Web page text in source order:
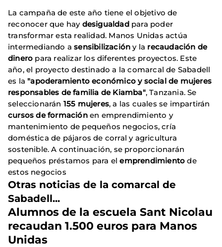
La campaña de este año tiene el objetivo de
reconocer que hay desigualdadpara poder
transformar esta realidad. Manos Unidas actúa
intermediando asensibilización y la recaudación de
dinero para realizar los diferentes proyectos. Este
año, el proyecto destinado a la comarcal de Sabadell
es la "apoderamiento económico y social de mujeres
responsables de familia de Kiamba", Tanzania. Se
seleccionarán 155 mujeres, a las cuales se impartirán
cursos de formaciónen emprendimiento y
mantenimiento de pequeños negocios, cría
doméstica de pájaros de corral y agricultura
sostenible. A continuación, se proporcionarán
pequeños préstamos para elemprendimiento de
estos negocios
Otras noticias de la comarcal de
Sabadell...
Alumnos de la escuela Sant Nicolau
recaudan 1.500 euros para Manos
Unidas